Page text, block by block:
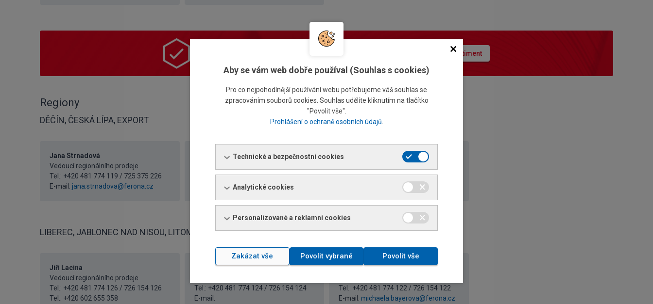
Naklikejte si cenovou nabídku online Prohlédnout sortiment
Regiony
DĚČÍN, ČESKÁ LÍPA, EXPORT
Jana Strnadová
Vedoucí regionálního prodeje
Tel.: +420 481 774 119 / 725 375 226
E-mail: jana.strnadova@ferona.cz
Naděžda Kupcová
Tel.: +420 481 774 123 / 726 154 123
nadezda.kupcova@ferona.cz
Lenka Štrejlová
Tel.: +420 481 774 113 / 726 154 113
lenka.strejlova@ferona.cz
LIBEREC, JABLONEC NAD NISOU, LITOMĚŘICE
Jiří Lacina
Vedoucí regionálního prodeje
Tel.: +420 481 774 126 / 726 154 126
Tel.: +420 602 655 358
Dominika Albrechtová
Tel.: +420 481 774 124 / 726 154 124
E-mail:
Michaela Bayerová
Tel.: +420 481 774 122 / 726 154 122
E-mail: michaela.bayerova@ferona.cz
Aby se vám web dobře používal (Souhlas s cookies)
Pro co nejpohodlnější používání webu potřebujeme váš souhlas se
zpracováním souborů cookies. Souhlas udělíte kliknutím na tlačítko
"Povolit vše".
Prohlášení o ochraně osobních údajů
Technické a bezpečnostní cookies
Analytické cookies
Personalizované a reklamní cookies
Povolit vše
Zakázat vše Povolit vybrané